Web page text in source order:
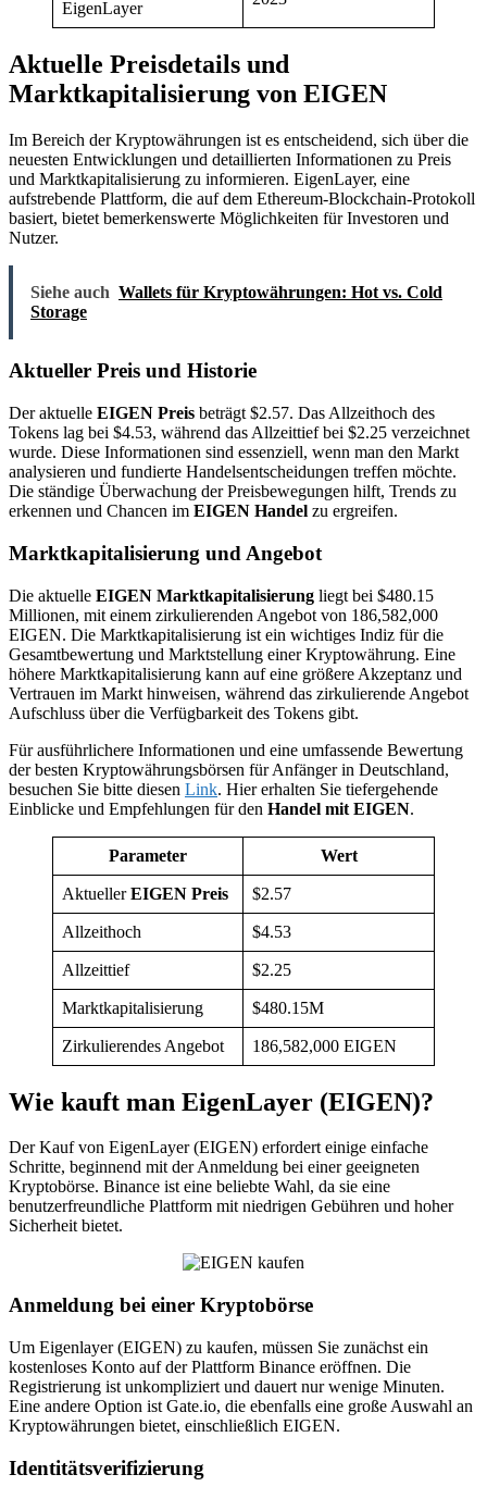
EigenLayer
Aktuelle Preisdetails und
Marktkapitalisierung von EIGEN
Im Bereich der Kryptowährungen ist es entscheidend, sich über die
neuesten Entwicklungen und detaillierten Informationen zu Preis
und Marktkapitalisierung zu informieren. EigenLayer, eine
aufstrebende Plattform, die auf dem Ethereum-Blockchain-Protokoll
basiert, bietet bemerkenswerte Möglichkeiten für Investoren und
Nutzer.
Siehe auch Wallets für Kryptowährungen: Hot vs. Cold
Storage
Aktueller Preis und Historie
Der aktuelle EIGEN Preis beträgt $2.57. Das Allzeithoch des
Tokens lag bei $4.53, während das Allzeittief bei $2.25 verzeichnet
wurde. Diese Informationen sind essenziell, wenn man den Markt
analysieren und fundierte Handelsentscheidungen treffen möchte.
Die ständige Überwachung der Preisbewegungen hilft, Trends zu
erkennen und Chancen im EIGEN Handel zu ergreifen.
Marktkapitalisierung und Angebot
Die aktuelle EIGEN Marktkapitalisierung liegt bei $480.15
Millionen, mit einem zirkulierenden Angebot von 186,582,000
EIGEN. Die Marktkapitalisierung ist ein wichtiges Indiz für die
Gesamtbewertung und Marktstellung einer Kryptowährung. Eine
höhere Marktkapitalisierung kann auf eine größere Akzeptanz und
Vertrauen im Markt hinweisen, während das zirkulierende Angebot
Aufschluss über die Verfügbarkeit des Tokens gibt.
Für ausführlichere Informationen und eine umfassende Bewertung
der besten Kryptowährungsbörsen für Anfänger in Deutschland,
besuchen Sie bitte diesen Link. Hier erhalten Sie tiefergehende
Einblicke und Empfehlungen für den Handel mit EIGEN.
Parameter Wert
AktuellerEIGEN Preis $2.57
Allzeithoch $4.53
Allzeittief $2.25
Marktkapitalisierung $480.15M
Zirkulierendes Angebot 186,582,000 EIGEN
Wie kauft man EigenLayer (EIGEN)?
Der Kauf von EigenLayer (EIGEN) erfordert einige einfache
Schritte, beginnend mit der Anmeldung bei einer geeigneten
Kryptobörse. Binance ist eine beliebte Wahl, da sie eine
benutzerfreundliche Plattform mit niedrigen Gebühren und hoher
Sicherheit bietet.
Anmeldung bei einer Kryptobörse
Um Eigenlayer (EIGEN) zu kaufen, müssen Sie zunächst ein
kostenloses Konto auf der Plattform Binance eröffnen. Die
Registrierung ist unkompliziert und dauert nur wenige Minuten.
Eine andere Option ist Gate.io, die ebenfalls eine große Auswahl an
Kryptowährungen bietet, einschließlich EIGEN.
Identitätsverifizierung